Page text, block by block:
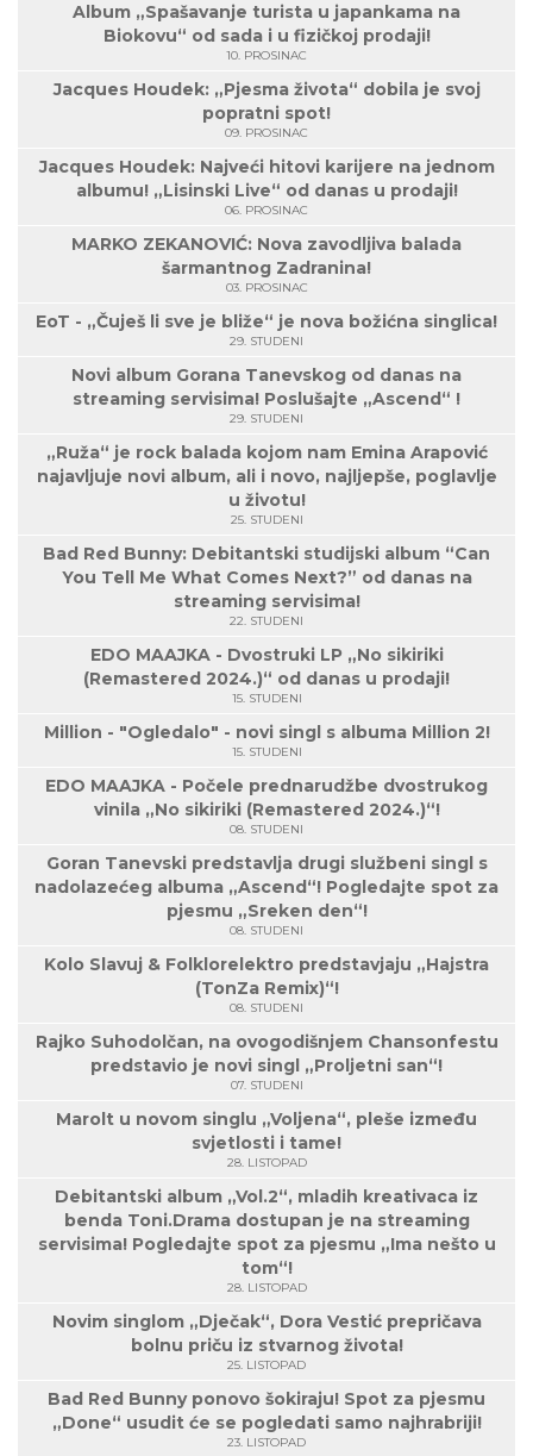
Album „Spašavanje turista u japankama na
Biokovu“ od sada i u fizičkoj prodaji!
10. PROSINAC
Jacques Houdek: „Pjesma života“ dobila je svoj
popratni spot!
09. PROSINAC
Jacques Houdek: Najveći hitovi karijere na jednom
albumu! „Lisinski Live“ od danas u prodaji!
06. PROSINAC
MARKO ZEKANOVIĆ: Nova zavodljiva balada
šarmantnog Zadranina!
03. PROSINAC
EoT - „Čuješ li sve je bliže“ je nova božićna singlica!
29. STUDENI
Novi album Gorana Tanevskog od danas na
streaming servisima! Poslušajte „Ascend“ !
29. STUDENI
„Ruža“ je rock balada kojom nam Emina Arapović
najavljuje novi album, ali i novo, najljepše, poglavlje
u životu!
25. STUDENI
Bad Red Bunny: Debitantski studijski album “Can
You Tell Me What Comes Next?” od danas na
streaming servisima!
22. STUDENI
EDO MAAJKA - Dvostruki LP „No sikiriki
(Remastered 2024.)“ od danas u prodaji!
15. STUDENI
Million - "Ogledalo" - novi singl s albuma Million 2!
15. STUDENI
EDO MAAJKA - Počele prednarudžbe dvostrukog
vinila „No sikiriki (Remastered 2024.)“!
08. STUDENI
Goran Tanevski predstavlja drugi službeni singl s
nadolazećeg albuma „Ascend“! Pogledajte spot za
pjesmu „Sreken den“!
08. STUDENI
Kolo Slavuj & Folklorelektro predstavjaju „Hajstra
(TonZa Remix)“!
08. STUDENI
Rajko Suhodolčan, na ovogodišnjem Chansonfestu
predstavio je novi singl „Proljetni san“!
07. STUDENI
Marolt u novom singlu „Voljena“, pleše između
svjetlosti i tame!
28. LISTOPAD
Debitantski album „Vol.2“, mladih kreativaca iz
benda Toni.Drama dostupan je na streaming
servisima! Pogledajte spot za pjesmu „Ima nešto u
tom“!
28. LISTOPAD
Novim singlom „Dječak“, Dora Vestić prepričava
bolnu priču iz stvarnog života!
25. LISTOPAD
Bad Red Bunny ponovo šokiraju! Spot za pjesmu
„Done“ usudit će se pogledati samo najhrabriji!
23. LISTOPAD